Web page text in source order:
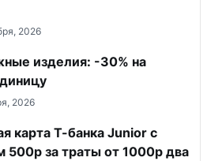
2026
изделия: -30% на
2026
карта Т-банка Junior с
500р за траты от 1000р два